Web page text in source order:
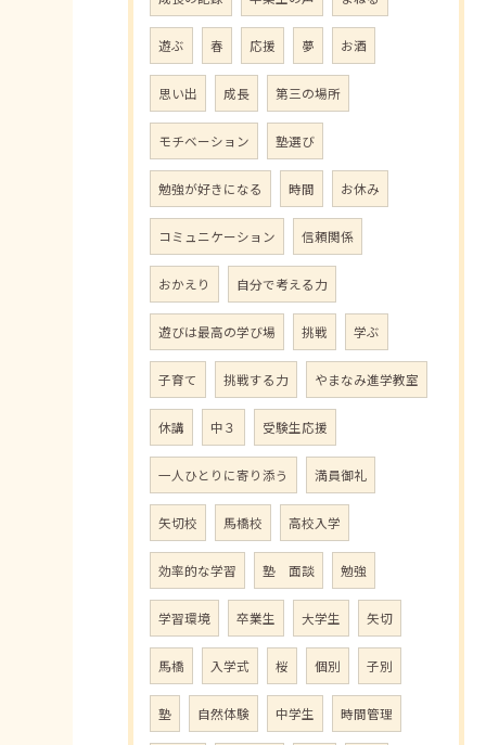
遊ぶ 春 応援 夢 お酒
思い出 成長 第三の場所
モチベーション 塾選び
勉強が好きになる 時間 お休み
コミュニケーション 信頼関係
おかえり 自分で考える力
遊びは最高の学び場 挑戦 学ぶ
子育て 挑戦する力 やまなみ進学教室
休講 中３ 受験生応援
一人ひとりに寄り添う 満員御礼
矢切校 馬橋校 高校入学
効率的な学習 塾 面談 勉強
学習環境 卒業生 大学生 矢切
馬橋 入学式 桜 個別 子別
塾 自然体験 中学生 時間管理